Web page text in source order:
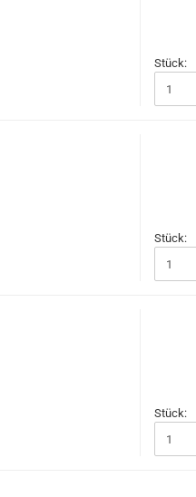
Stück:
Stück:
Stück: